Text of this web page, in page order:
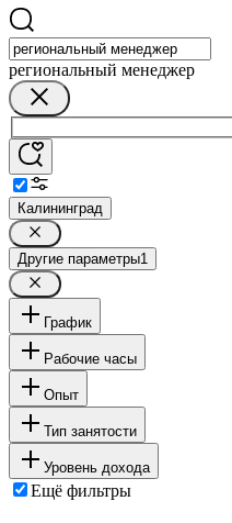
региональный менеджер
Калининград
Другие параметры1
График
Рабочие часы
Опыт
Тип занятости
Уровень дохода
Ещё фильтры